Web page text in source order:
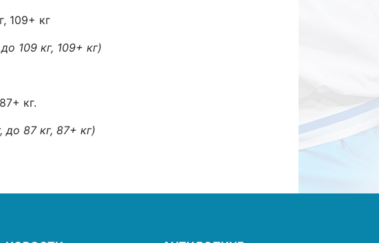
109+ кг
109 кг, 109+ кг)
кг.
87 кг, 87+ кг)